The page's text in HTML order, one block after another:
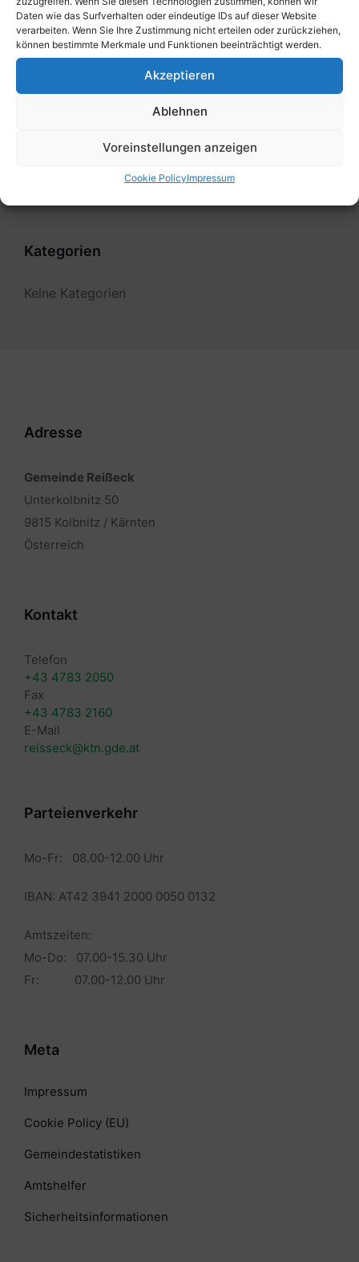
Daten wie das Surfverhalten oder eindeutige IDs auf dieser Website
verarbeiten. Wenn Sie Ihre Zustimmung nicht erteilen oder zurückziehen,
können bestimmte Merkmale und Funktionen beeinträchtigt werden.
Akzeptieren
Ablehnen
Voreinstellungen anzeigen
Cookie PolicyImpressum
Filter
Filter
Kategorien
Keine Kategorien
Adresse
Gemeinde Reißeck
Unterkolbnitz 50
9815 Kolbnitz / Kärnten
Österreich
Kontakt
Telefon
+43 4783 2050
Fax
+43 4783 2160
E-Mail
reisseck@ktn.gde.at
Parteienverkehr
Mo-Fr: 08.00-12.00 Uhr
IBAN: AT42 3941 2000 0050 0132
Amtszeiten:
Mo-Do: 07.00-15.30 Uhr
Fr: 07.00-12.00 Uhr
Meta
Impressum
Cookie Policy (EU)
Gemeindestatistiken
Amtshelfer
Sicherheitsinformationen